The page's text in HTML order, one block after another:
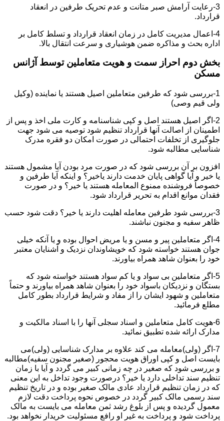
3-رعایت آرامش صبر متانت و عدم تحریک طرفین در انعقاد
قرارداد.
4-اعمال مدیریت کامل در زمان انعقاد قرارداد و تسلط کامل بر
اداره بحث و مذاکره ضمن هوشیاری و سرعت انتقال بالا.
بخش دوم احراز سمت و هویت متعاملین توسط آژانس
مسکن
1-بررسی شود که طرفین متعاملین اصیل هستند یا نماینده (وکیل
ولی قیم وصی)
2-اگر اصیل هستند اصل و کپی شناسنامه و کارت ملی اخذ و پس از
اطمینان از اصالت آنها قرارداد تنظیم شود توصیه می شود جهت
جلوگیری از تخلفات احتمالی در صورت امکان دو فقره مدرک
شناسایی مطالبه شود.
افزون بر آن بررسی شود که در صورت مرد بودن آیا مشمول هستند
یا خیر و آیا گواهی پایان خدمت دارند یاخیر؟ و اینکه آیا طرفین و
خصوصاً فروشنده ممنوع المعامله هستند یا خیر؟ و در صورت
فقدان موانع اقدام به تحریر قرارداد شود.
3-بررسی شود طرفین معامله اهلیت دارند یا خیر؟ دقت شود حسب
ظاهر سفیه و مجنون نباشند.
4-اگر متعاملین پیر و مسن و یا مریض احوال بوده و یا آنکه خیلی
جوان هستند خواسته شود که خویشاوندان نزدیک و آشنایان معتبر
خود را بعنوان شاهد همراه بیاورند.
5-اگر متعاملین بی سواد و یا کم سواد هستند خواسته شود که
بستگان و نزدیکان باسواد خود را بعنوان شاهد همراه بیاورند و حتماً
متعاملین و شهود ایشان را از مفاد و شرایط قرارداد بطور کامل
مطلع فرمائید.
6-هویت کامل متعاملین و اسناد سجلی آنها را با اسناد مالکیت و
مدارک ارائه شده تطبیق نمائید.
7-اگر (ولی)معامله می کند علاوه بر مدارک شناسایی (ولی)می
بایست اصل و کپی اوراق هویت محجور (صغیر مجنون سفیه)مطالبه
و بررسی شود که صغیر در چه زمانی کبیر می گردد و آیا با زمان
تنظیم سند تداخلی دارد یا خیر؟ درصورت وجود تداخل به این معنی
که در زمان تنظیم قرارداد عادی مالک صغیر بوده و در تاریخ تنظیم
سند رسمی مالک کبیر گردد در خصوص نحوه پرداخت دقت لازم
معمول گردیده و پس از بلوغ رشد ثمن معامله می بایست به مالک
پرداخت شود و پرداخت به غیر او رافع مسئولیت خریدار نخواهد بود.